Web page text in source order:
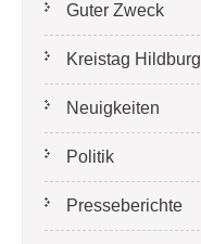
Guter Zweck
Kreistag
Neuigkeiten
Politik
Presseberichte